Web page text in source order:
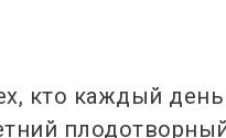
кто каждый день